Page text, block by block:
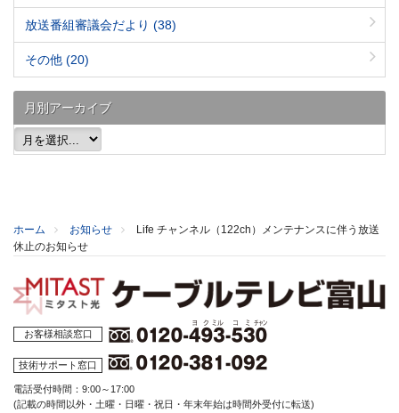
放送番組審議会だより (38)
その他 (20)
月別アーカイブ
ホーム お知らせ
Life チャンネル（122ch）メンテナンスに伴う放送
休止のお知らせ
お客様相談窓口
技術サポート窓口
電話受付時間：9:00～17:00
(記載の時間以外・土曜・日曜・祝日・年末年始は時間外受付に転送)